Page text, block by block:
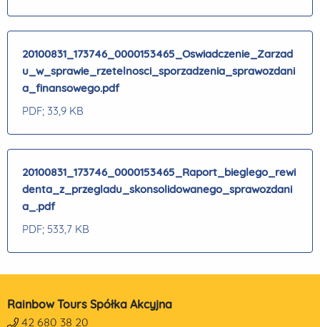
20100831_173746_0000153465_Oswiadczenie_Zarzad
u_w_sprawie_rzetelnosci_sporzadzenia_sprawozdani
a_finansowego.pdf
PDF; 33,9 KB
20100831_173746_0000153465_Raport_bieglego_rewi
denta_z_przegladu_skonsolidowanego_sprawozdani
a_.pdf
PDF; 533,7 KB
Rainbow Tours Spółka Akcyjna
42 680 38 20